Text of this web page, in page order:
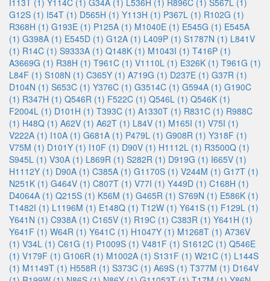
I113T (1) Y114C (1) G34A (1) L536H (1) R896C (1) S567L (1)
G12S (1) I54T (1) D565H (1) Y113H (1) P367L (1) R102G (1)
R368H (1) G193E (1) P125A (1) M1040E (1) E545G (1) E545A
(1) G398A (1) E545D (1) G12A (1) L409P (1) S1787N (1) L841V
(1) R14C (1) S9333A (1) Q148K (1) M1043I (1) T416P (1)
A3669G (1) R38H (1) T961C (1) V1110L (1) E326K (1) T961G (1)
L84F (1) S108N (1) C365Y (1) A719G (1) D237E (1) G37R (1)
D104N (1) S653C (1) Y376C (1) G3514C (1) G594A (1) G190C
(1) R347H (1) Q546R (1) F522C (1) Q546L (1) Q546K (1)
F2004L (1) D101H (1) T393C (1) A1330T (1) R831C (1) R988C
(1) H48Q (1) A62V (1) A62T (1) L84V (1) M165I (1) V75I (1)
V222A (1) I10A (1) G681A (1) P479L (1) G908R (1) Y318F (1)
V75M (1) D101Y (1) I10F (1) D90V (1) H1112L (1) R3500Q (1)
S945L (1) V30A (1) L869R (1) S282R (1) D919G (1) I665V (1)
H1112Y (1) D90A (1) C385A (1) G1170S (1) V244M (1) G17T (1)
N251K (1) G464V (1) C807T (1) V77I (1) Y449D (1) C168H (1)
D4064A (1) Q215S (1) K56M (1) G465R (1) S769N (1) E586K (1)
T1482I (1) L1196M (1) E148Q (1) T12W (1) Y641S (1) F129L (1)
Y641N (1) C938A (1) C165V (1) R19C (1) C383R (1) Y641H (1)
Y641F (1) W64R (1) Y641C (1) H1047Y (1) M1268T (1) A736V
(1) V34L (1) C61G (1) P1009S (1) V481F (1) S1612C (1) Q546E
(1) V179F (1) G106R (1) M1002A (1) S131F (1) W21C (1) L144S
(1) M1149T (1) H558R (1) S373C (1) A69S (1) T377M (1) D164V